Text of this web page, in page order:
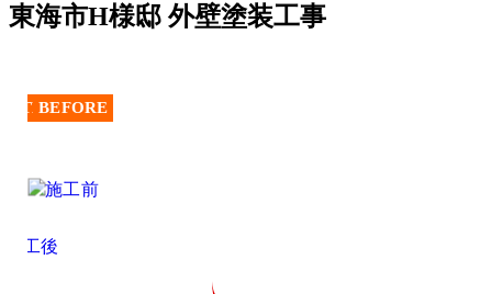
東海市H様邸 外壁塗装工事
BEFORE